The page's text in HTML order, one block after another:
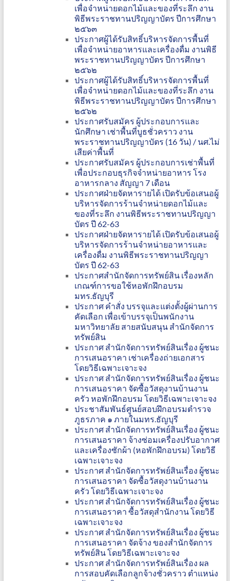
เพื่อจำหน่ายดอกไม้และของที่ระลึก งาน
พิธีพระราชทานปริญญาบัตร ปีการศึกษา
๒๕๖๓
ประกาศผู้ได้รับสิทธิ์บริหารจัดการพื้นที่
เพื่อจำหน่ายอาหารและเครื่องดื่ม งานพิธี
พระราชทานปริญญาบัตร ปีการศึกษา
๒๕๖๒
ประกาศผู้ได้รับสิทธิ์บริหารจัดการพื้นที่
เพื่อจำหน่ายดอกไม้และของที่ระลึก งาน
พิธีพระราชทานปริญญาบัตร ปีการศึกษา
๒๕๖๒
ประกาศรับสมัคร ผู้ประกอบการและ
นักศึกษา เช่าพื้นที่บูธชั่วคราว งาน
พระราชทานปริญญาบัตร (16 วัน) / นศ.ไม่
เสียค่าพื้นที่
ประกาศรับสมัคร ผู้ประกอบการเช่าพื้นที่
เพื่อประกอบธุรกิจจำหน่ายอาหาร โรง
อาหารกลาง สัญญา 7 เดือน
ประกาศฝ่ายจัดหารายได้ เปิดรับข้อเสนอผู้
บริหารจัดการร้านจำหน่ายดอกไม้และ
ของที่ระลึก งานพิธีพระราชทานปริญญา
บัตร ปี 62-63
ประกาศฝ่ายจัดหารายได้ เปิดรับข้อเสนอผู้
บริหารจัดการร้านจำหน่ายอาหารและ
เครื่องดื่ม งานพิธีพระราชทานปริญญา
บัตร ปี 62-63
ประกาศสำนักจัดการทรัพย์สิน เรื่องหลัก
เกณฑ์การขอใช้หอพักฝึกอบรม
มทร.ธัญบุรี
ประกาศ คำสั่ง บรรจุและแต่งตั้งผู้ผ่านการ
คัดเลือก เพื่อเข้าบรรจุเป็นพนักงาน
มหาวิทยาลัย สายสนับสนุน สำนักจัดการ
ทรัพย์สิน
ประกาศ สำนักจัดการทรัพย์สินเรื่อง ผู้ชนะ
การเสนอราคา เช่าเครื่องถ่ายเอกสาร
โดยวิธีเฉพาะเจาะจง
ประกาศ สำนักจัดการทรัพย์สินเรื่อง ผู้ชนะ
การเสนอราคา จัดซื้อวัสดุงานบ้านงาน
ครัว หอพักฝึกอบรม โดยวิธีเฉพาะเจาะจง
ประชาสัมพันธ์ศูนย์สอบฝึกอบรมตำรวจ
ภูธรภาค ๑ ภายในมทร.ธัญบุรี
ประกาศ สำนักจัดการทรัพย์สินเรื่อง ผู้ชนะ
การเสนอราคา จ้างซ่อมเครื่องปรับอากาศ
และเครื่องซักผ้า (หอพักฝึกอบรม) โดยวิธี
เฉพาะเจาะจง
ประกาศ สำนักจัดการทรัพย์สินเรื่อง ผู้ชนะ
การเสนอราคา จัดซื้อวัสดุงานบ้านงาน
ครัว โดยวิธีเฉพาะเจาะจง
ประกาศ สำนักจัดการทรัพย์สินเรื่อง ผู้ชนะ
การเสนอราคา ซื้อวัสดุสำนักงาน โดยวิธี
เฉพาะเจาะจง
ประกาศ สำนักจัดการทรัพย์สินเรื่อง ผู้ชนะ
การเสนอราคา จัดจ้าง ของสำนักจัดการ
ทรัพย์สิน โดยวิธีเฉพาะเจาะจง
ประกาศ สำนักจัดการทรัพย์สินเรื่อง ผล
การสอบคัดเลือกลูกจ้างชั่วคราว ตำแหน่ง